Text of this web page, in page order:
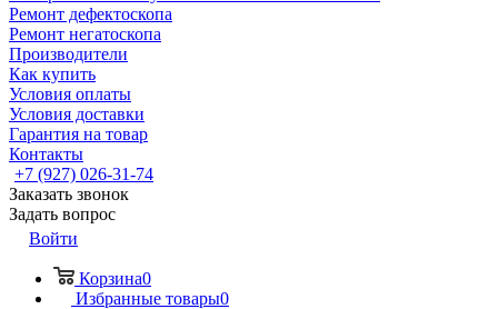
Ремонт дефектоскопа
Ремонт негатоскопа
Производители
Как купить
Условия оплаты
Условия доставки
Гарантия на товар
Контакты
+7 (927) 026-31-74
Заказать звонок
Задать вопрос
Войти
Корзина0
Избранные товары0